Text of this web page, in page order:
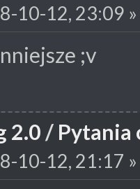
10-12, 23:09 »
;v
2.0 / Pytania
10-12, 21:17 »